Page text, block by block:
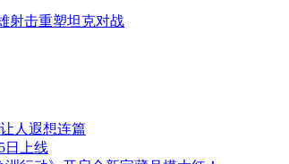
射击重塑坦克对战
人遐想连篇
日上线